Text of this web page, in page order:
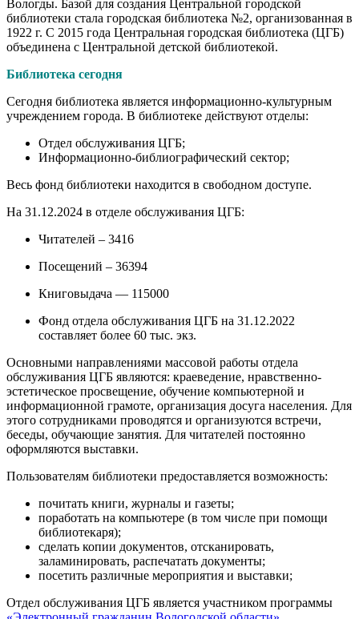
Вологды. Базой для создания Центральной городской
библиотеки стала городская библиотека №2, организованная в
1922 г. С 2015 года Центральная городская библиотека (ЦГБ)
объединена с Центральной детской библиотекой.
Библиотека сегодня
Сегодня библиотека является информационно-культурным
учреждением города. В библиотеке действуют отделы:
Отдел обслуживания ЦГБ;
Информационно-библиографический сектор;
Весь фонд библиотеки находится в свободном доступе.
На 31.12.2024 в отделе обслуживания ЦГБ:
Читателей – 3416
Посещений – 36394
Книговыдача — 115000
Фонд отдела обслуживания ЦГБ на 31.12.2022
составляет более 60 тыс. экз.
Основными направлениями массовой работы отдела
обслуживания ЦГБ являются: краеведение, нравственно-
эстетическое просвещение, обучение компьютерной и
информационной грамоте, организация досуга населения. Для
этого сотрудниками проводятся и организуются встречи,
беседы, обучающие занятия. Для читателей постоянно
оформляются выставки.
Пользователям библиотеки предоставляется возможность:
почитать книги, журналы и газеты;
поработать на компьютере (в том числе при помощи
библиотекаря);
сделать копии документов, отсканировать,
заламинировать, распечатать документы;
посетить различные мероприятия и выставки;
Отдел обслуживания ЦГБ является участником программы